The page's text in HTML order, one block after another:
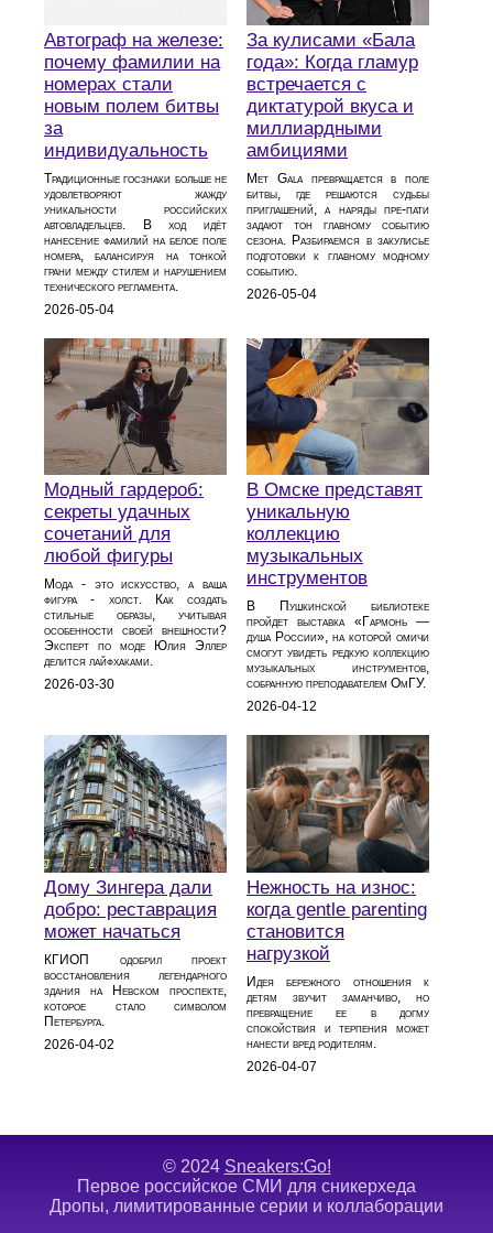
Автограф на железе:
почему фамилии на
номерах стали
новым полем битвы
за
индивидуальность
Традиционные госзнаки больше не
удовлетворяют жажду
уникальности российских
автовладельцев. В ход идёт
нанесение фамилий на белое поле
номера, балансируя на тонкой
грани между стилем и нарушением
технического регламента.
2026-05-04
За кулисами «Бала
года»: Когда гламур
встречается с
диктатурой вкуса и
миллиардными
амбициями
Met Gala превращается в поле
битвы, где решаются судьбы
приглашений, а наряды пре-пати
задают тон главному событию
сезона. Разбираемся в закулисье
подготовки к главному модному
событию.
2026-05-04
Модный гардероб:
секреты удачных
сочетаний для
любой фигуры
Мода - это искусство, а ваша
фигура - холст. Как создать
стильные образы, учитывая
особенности своей внешности?
Эксперт по моде Юлия Эллер
делится лайфхаками.
2026-03-30
В Омске представят
уникальную
коллекцию
музыкальных
инструментов
В Пушкинской библиотеке
пройдет выставка «Гармонь —
душа России», на которой омичи
смогут увидеть редкую коллекцию
музыкальных инструментов,
собранную преподавателем ОмГУ.
2026-04-12
Дому Зингера дали
добро: реставрация
может начаться
КГИОП одобрил проект
восстановления легендарного
здания на Невском проспекте,
которое стало символом
Петербурга.
2026-04-02
Нежность на износ:
когда gentle parenting
становится
нагрузкой
Идея бережного отношения к
детям звучит заманчиво, но
превращение ее в догму
спокойствия и терпения может
нанести вред родителям.
2026-04-07
© 2024 Sneakers:Go!
Первое российское СМИ для сникерхеда
Дропы, лимитированные серии и коллаборации